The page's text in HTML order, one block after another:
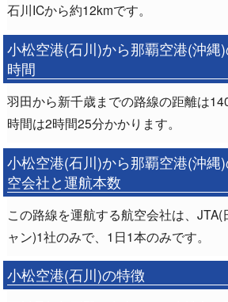
石川ICから約12kmです。
小松空港(石川)から那覇空港(沖縄
時間
羽田から新千歳までの路線の距離は
時間は2時間25分かかります。
小松空港(石川)から那覇空港(沖縄
空会社と運航本数
この路線を運航する航空会社は、
ャン)1社のみで、1日1本のみです。
小松空港(石川)の特徴